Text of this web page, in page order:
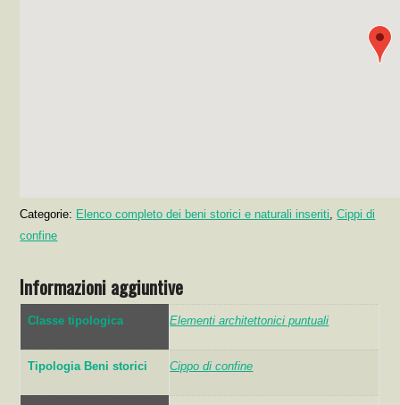
Categorie: Elenco completo dei beni storici e naturali inseriti ,Cippi di
confine
Informazioni aggiuntive
Classe tipologica Elementi architettonici puntuali
Tipologia Beni storici Cippo di confine